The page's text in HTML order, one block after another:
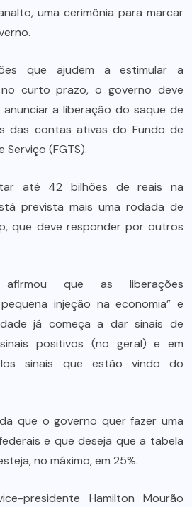
uma cerimônia para marcar
que ajudem a estimular a
curto prazo, o governo deve
a liberação do saque de
das contas ativas do Fundo de
(FGTS).
até 42 bilhões de reais na
prevista mais uma rodada de
que deve responder por outros
afirmou que as liberações
injeção na economia” e
já começa a dar sinais de
positivos (no geral) e em
sinais que estão vindo do
que o governo quer fazer uma
e que deseja que a tabela
no máximo, em 25%.
presidente Hamilton Mourão